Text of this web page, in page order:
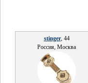
stinger, 44
Россия, Москва